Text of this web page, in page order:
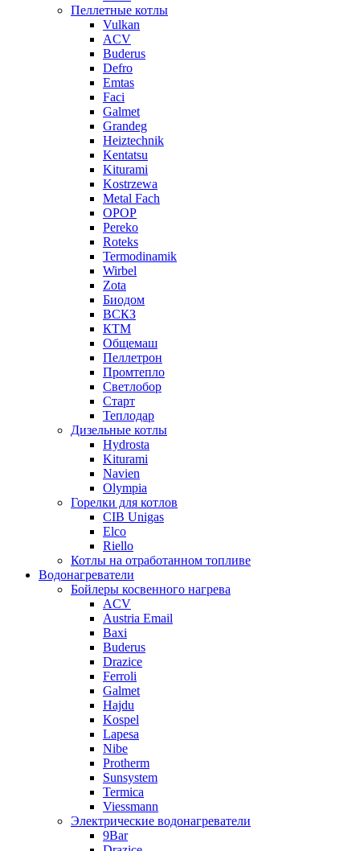
Пеллетные котлы
Vulkan
ACV
Buderus
Defro
Emtas
Faci
Galmet
Grandeg
Heiztechnik
Kentatsu
Kiturami
Kostrzewa
Metal Fach
OPOP
Pereko
Roteks
Termodinamik
Wirbel
Zota
Биодом
ВСКЗ
КТМ
Общемаш
Пеллетрон
Промтепло
Светлобор
Старт
Теплодар
Дизельные котлы
Hydrosta
Kiturami
Navien
Olympia
Горелки для котлов
CIB Unigas
Elco
Riello
Котлы на отработанном топливе
Водонагреватели
Бойлеры косвенного нагрева
ACV
Austria Email
Baxi
Buderus
Drazice
Ferroli
Galmet
Hajdu
Kospel
Lapesa
Nibe
Protherm
Sunsystem
Termica
Viessmann
Электрические водонагреватели
9Bar